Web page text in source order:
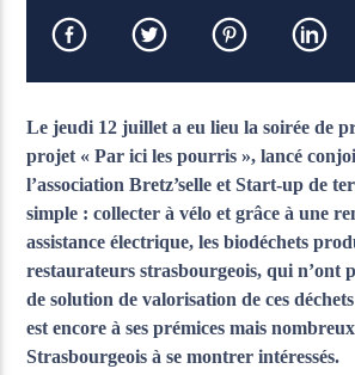
Le jeudi 12 juillet a eu lieu la soirée de
projet « Par ici les pourris », lancé
l’association Bretz’selle et Start-up de
simple : collecter à vélo et grâce à une
assistance électrique, les biodéchets
restaurateurs strasbourgeois, qui n’ont
de solution de valorisation de ces
est encore à ses prémices mais
Strasbourgeois à se montrer intéressés.